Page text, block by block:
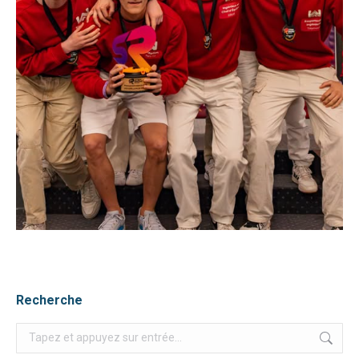
Recherche
Recherche
: